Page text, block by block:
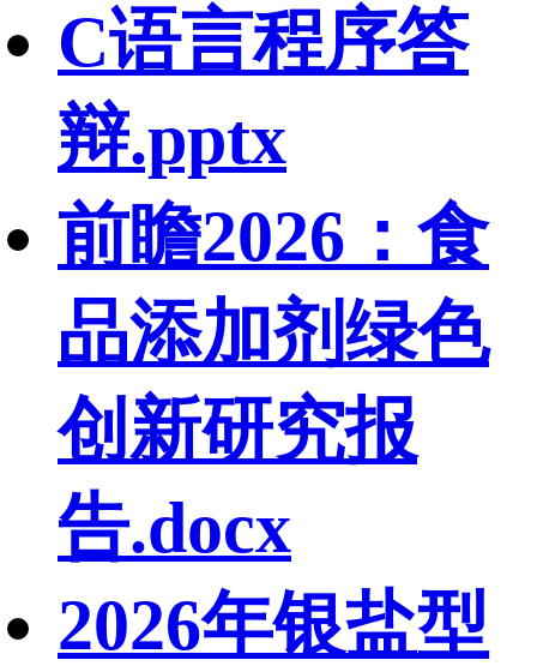
C语言程序答
辩.pptx
前瞻2026：食
品添加剂绿色
创新研究报
告.docx
2026年银盐型